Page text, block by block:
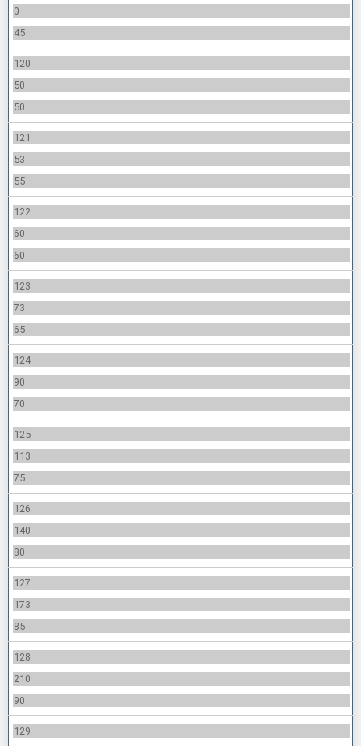
0
45
120
50
50
121
53
55
122
60
60
123
73
65
124
90
70
125
113
75
126
140
80
127
173
85
128
210
90
129